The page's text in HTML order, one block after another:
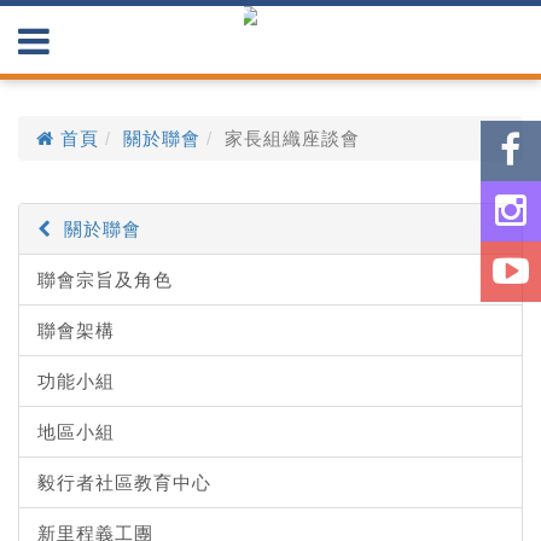
首頁 關於聯會 家長組織座談會
關於聯會
聯會宗旨及角色
聯會架構
功能小組
地區小組
毅行者社區教育中心
新里程義工團